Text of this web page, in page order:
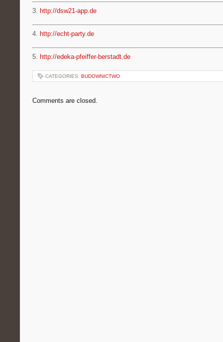
3. http://dsw21-app.de
4. http://echt-party.de
5. http://edeka-pfeiffer-berstadt.de
CATEGORIES: BUDOWNICTWO
Comments are closed.